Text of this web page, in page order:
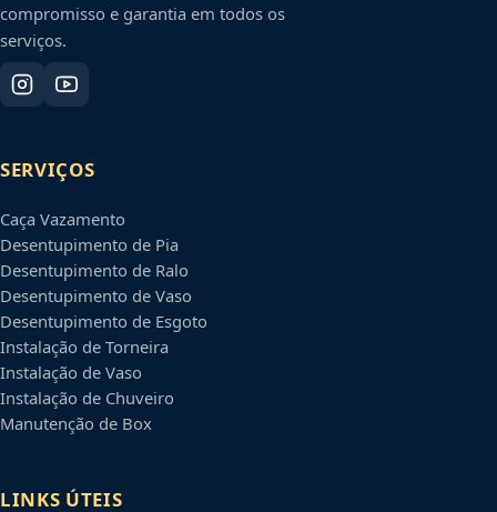
compromisso e garantia em todos os
serviços.
SERVIÇOS
Caça Vazamento
Desentupimento de Pia
Desentupimento de Ralo
Desentupimento de Vaso
Desentupimento de Esgoto
Instalação de Torneira
Instalação de Vaso
Instalação de Chuveiro
Manutenção de Box
LINKS ÚTEIS